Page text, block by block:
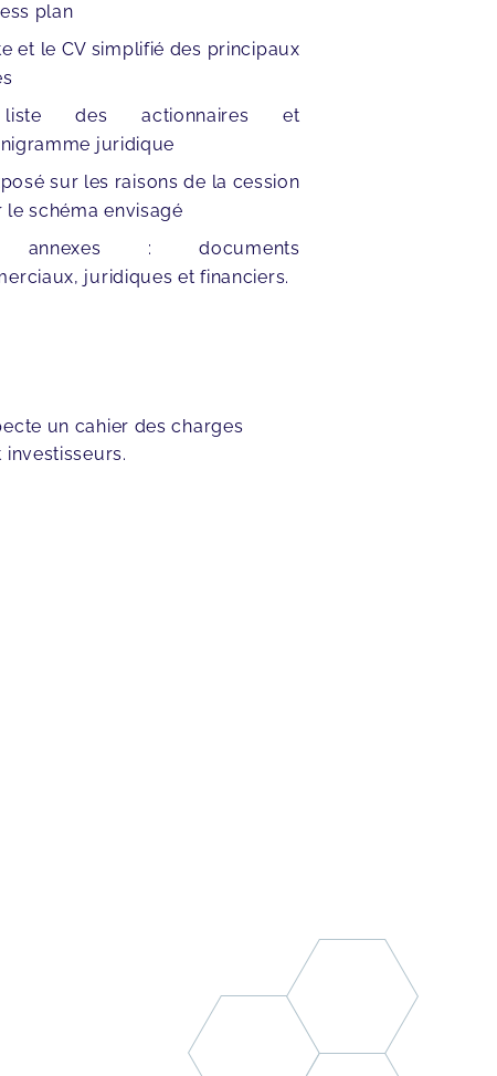
plan
et le CV simplifié des principaux
des actionnaires et
juridique
sur les raisons de la cession
le schéma envisagé
annexes : documents
juridiques et financiers.
un cahier des charges